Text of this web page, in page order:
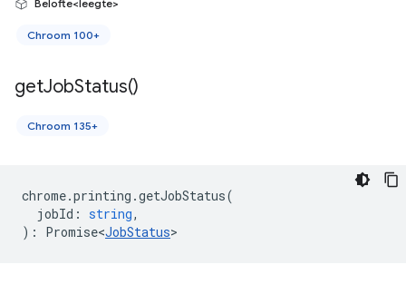
Belofte<leegte>
Chroom 100+
getJobStatus()
Chroom 135+
chrome.printing .getJobStatus(
jobId : string,
) : Promise<JobStatus>